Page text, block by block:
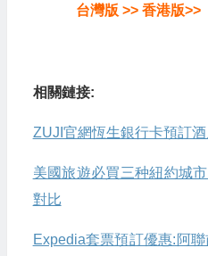
台灣版 >> 香港版>>
相關鏈接:
ZUJI官網恆生銀行卡預訂
美國旅遊必買三种紐約城
對比
Expedia套票預訂優惠:阿